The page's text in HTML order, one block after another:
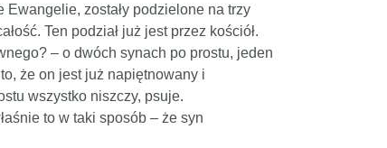
Ewangelie, zostały podzielone na trzy
Ten podział już jest przez kościół.
– o dwóch synach po prostu, jeden
że on jest już napiętnowany i
wszystko niszczy, psuje.
to w taki sposób – że syn